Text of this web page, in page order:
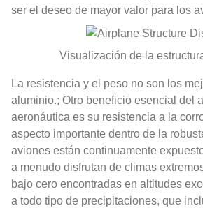
ser el deseo de mayor valor para los
Visualización de la
La resistencia y el peso no son los
aluminio.; Otro beneficio esencial del
aeronáutica es su resistencia a la
aspecto importante dentro de la
aviones están continuamente
a menudo disfrutan de climas
bajo cero encontradas en altitudes
a todo tipo de precipitaciones, que